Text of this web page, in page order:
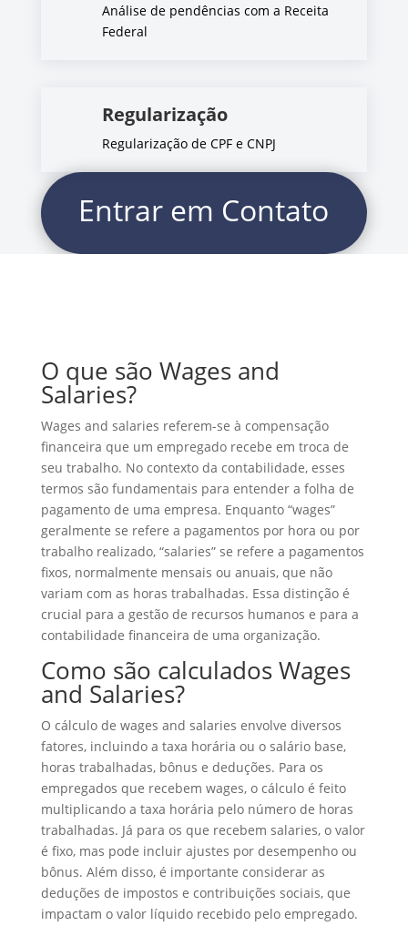
Análise de pendências com a Receita
Federal
Regularização
Regularização de CPF e CNPJ
Entrar em Contato
O que são Wages and
Salaries?
Wages and salaries referem-se à compensação
financeira que um empregado recebe em troca de
seu trabalho. No contexto da contabilidade, esses
termos são fundamentais para entender a folha de
pagamento de uma empresa. Enquanto “wages”
geralmente se refere a pagamentos por hora ou por
trabalho realizado, “salaries” se refere a pagamentos
fixos, normalmente mensais ou anuais, que não
variam com as horas trabalhadas. Essa distinção é
crucial para a gestão de recursos humanos e para a
contabilidade financeira de uma organização.
Como são calculados Wages
and Salaries?
O cálculo de wages and salaries envolve diversos
fatores, incluindo a taxa horária ou o salário base,
horas trabalhadas, bônus e deduções. Para os
empregados que recebem wages, o cálculo é feito
multiplicando a taxa horária pelo número de horas
trabalhadas. Já para os que recebem salaries, o valor
é fixo, mas pode incluir ajustes por desempenho ou
bônus. Além disso, é importante considerar as
deduções de impostos e contribuições sociais, que
impactam o valor líquido recebido pelo empregado.